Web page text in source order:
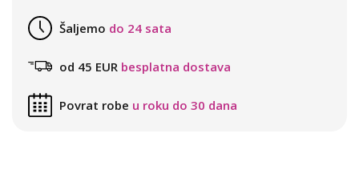
Šaljemo do 24 sata
od 45 EUR besplatna dostava
Povrat robe u roku do 30 dana